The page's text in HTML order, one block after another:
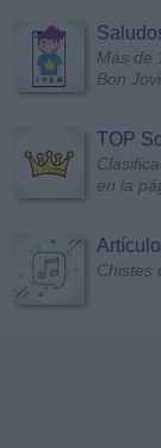
Más de
Bon
TOP
en la
Chistes